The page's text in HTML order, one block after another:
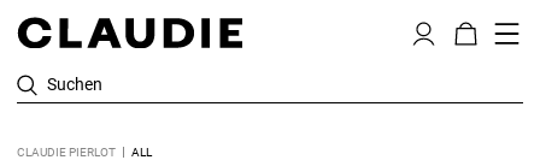
Suchen
CLAUDIE PIERLOT ALL